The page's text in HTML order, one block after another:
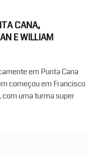
CANA,
E WILLIAM
em Punta Cana
começou em Francisco
com uma turma super